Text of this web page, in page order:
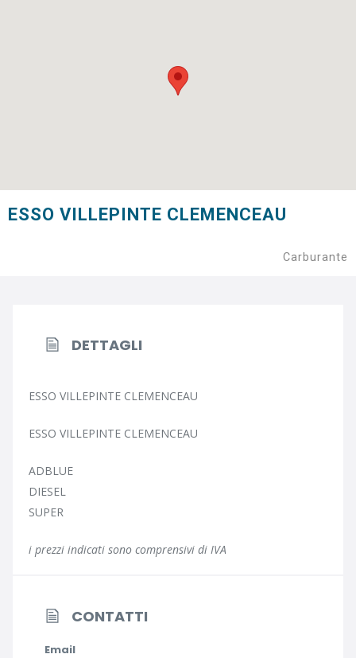
ESSO VILLEPINTE CLEMENCEAU
Carburante
DETTAGLI
ESSO VILLEPINTE CLEMENCEAU
ESSO VILLEPINTE CLEMENCEAU
ADBLUE
DIESEL
SUPER
i prezzi indicati sono comprensivi di IVA
CONTATTI
Email